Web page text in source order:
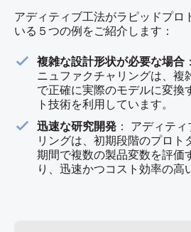
アディティブ工法がラピッドプロ
いる５つの例をご紹介します：
複雑な設計形状が必要な場合
ニュファクチャリングは、複
で正確に実際のモデルに変換
ト技術を利用しています。
迅速な研究開発 ： アディテ
リングは、初期段階のプロト
期間で複数の製品変数を評価
り、迅速かつコスト効率の高